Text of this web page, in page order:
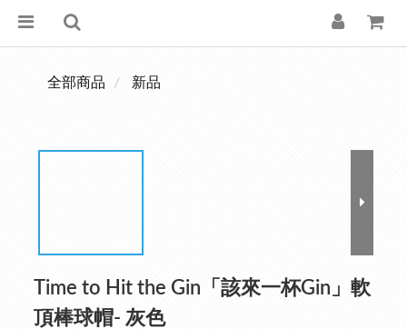
全部商品 新品
Time to Hit the Gin「該來一杯Gin」軟
頂棒球帽- 灰色